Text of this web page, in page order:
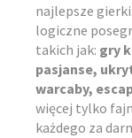
najlepsze
logiczne
takich jak: gry
pasjanse,
warcaby,
więcej tylko
każdego za